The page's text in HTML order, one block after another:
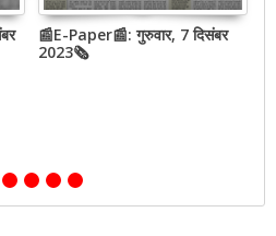
📰E-Paper📰: गुरुवार, 7 दिसंबर
2023🗞